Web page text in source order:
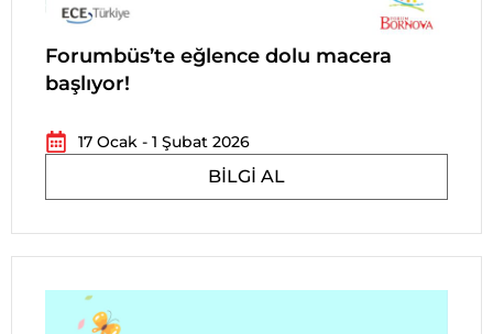
Forumbüs’te eğlence dolu macera
başlıyor!
17 Ocak - 1 Şubat 2026
BILGI AL